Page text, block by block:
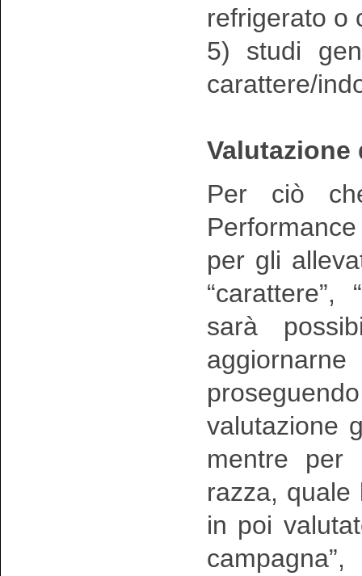
refrigerato o
5) studi
carattere/
Per ciò
per gli
“carattere”,
sarà
valutazione
mentre per
razza,
in poi